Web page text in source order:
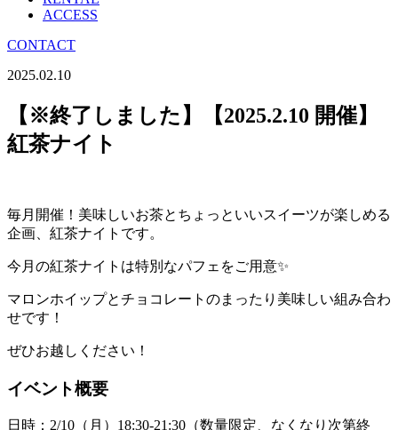
ACCESS
CONTACT
2025.02.10
【※終了しました】【2025.2.10 開催】
紅茶ナイト
毎月開催！美味しいお茶とちょっといいスイーツが楽しめる
企画、紅茶ナイトです。
今月の紅茶ナイトは特別なパフェをご用意✨
マロンホイップとチョコレートのまったり美味しい組み合わ
せです！
ぜひお越しください！
イベント概要
日時：2/10（月）18:30-21:30（数量限定、なくなり次第終